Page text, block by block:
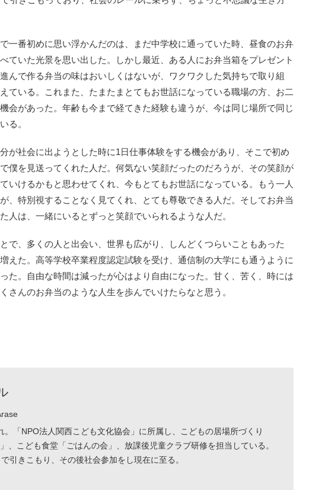
一番初めに思い浮かんだのは、まだ中学校に通っていた時、昼食のお弁
ていた光景を思い出した。しかし最近、ある人にお弁当箱をプレゼント
んで作る弁当の味はおいしくはないが、ワクワクした気持ちで取り組
ている。これまた、たまたまとてもお世話になっている職場の方、お二
会があった。年齢も今まで経てきた経験も違うが、今は同じ場所で同じ
る。
が社会に出ようとした時に1日仕事体験をする機会があり、そこで初め
僕を見送ってくれた人だ。何気ない笑顔だったのだろうが、その笑顔が
いけるかもと思わせてくれ、今もとてもお世話になっている。もう一人
、特別視することなく見てくれ、とても尊敬できる人だ。そしてお弁当
人は、一緒にいるとずっと笑顔でいられるような人だ。
で、多くの人と出会い、世界も広がり、しんどくつらいこともあった
えた。高等学校卒業程度認定試験を受け、通信制の大学にも通うように
た。自由な時間は減ったが心はより自由になった。甘く、苦く、時には
さんのお弁当のような人生を歩んでいけたらなと思う。
。「NPO法人関西こども文化協会」に所属し、こどもの居場所づくり
、こども食堂「ごはんの会」、放課後児童クラブ研修を担当している。
引きこもり、その後社会参加をし現在に至る。